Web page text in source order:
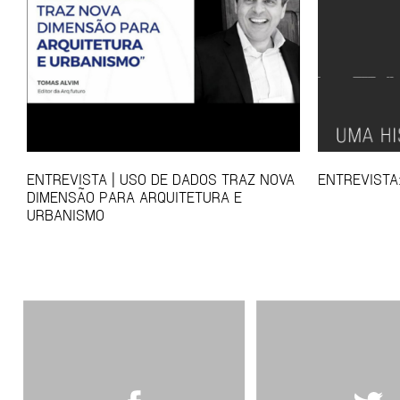
ENTREVISTA | USO DE DADOS TRAZ NOVA
DIMENSÃO PARA ARQUITETURA E
URBANISMO